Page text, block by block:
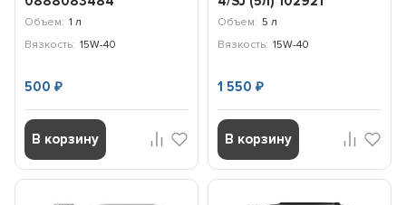
Объем: 1 л
Вязкость: 15W-40
500₽
В корзину
Объем: 5 л
Вязкость: 15W-40
1 550 ₽
В корзину